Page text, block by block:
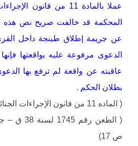
عملا بالمادة 11 من قانون
المحكمة قد خالفت صريح نص هذه
عن جريمة إطلاق طبنجة داخل
الدعوى مرفوعة عليه بواقعتها
عاقبته عن واقعة لم ترفع بها
بطلان الحكم .
( الماده 11 من قانون الإجراءات الجنائية )
ص 17)